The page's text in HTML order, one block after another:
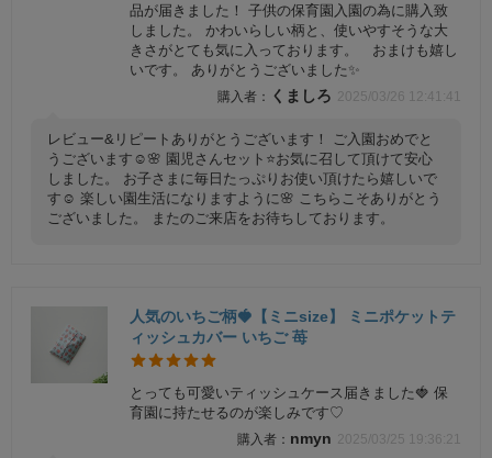
品が届きました！ 子供の保育園入園の為に購入致
しました。 かわいらしい柄と、使いやすそうな大
きさがとても気に入っております。 おまけも嬉し
いです。 ありがとうございました✨
くましろ 2025/03/26 12:41:41
レビュー&リピートありがとうございます！ ご入園おめでと
うございます☺️🌸 園児さんセット⭐️お気に召して頂けて安心
しました。 お子さまに毎日たっぷりお使い頂けたら嬉しいで
す☺️ 楽しい園生活になりますように🌸 こちらこそありがとう
ございました。 またのご来店をお待ちしております。
人気のいちご柄🍓【ミニsize】 ミニポケットテ
ィッシュカバー いちご 苺
とっても可愛いティッシュケース届きました🍓 保
育園に持たせるのが楽しみです♡
nmyn 2025/03/25 19:36:21